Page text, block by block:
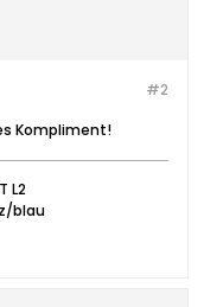
#2
Kompliment!
L2
blau